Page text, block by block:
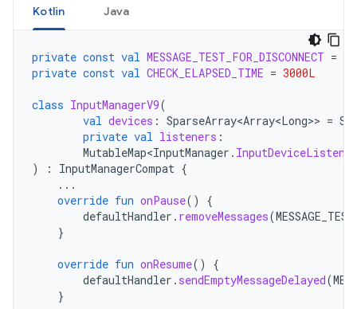
Kotlin Java
private const val MESSAGE_TEST_FOR_DISCONNECT =
private const val CHECK_ELAPSED_TIME = 3000L
class InputManagerV9(
val devices : SparseArray<Array<Long>> =
private val listeners :
MutableMap<InputManager . InputDeviceListener
)
: InputManagerCompat {
...
override fun onPause()
{
defaultHandler . removeMessages(
}
override fun onResume()
{
defaultHandler . sendEmptyMessageDelayed(
}